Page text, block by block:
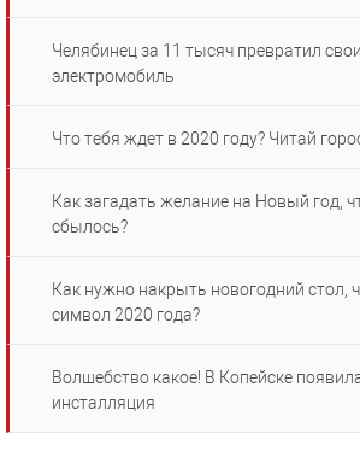
Челябинец за 11 тысяч превратил
электромобиль
Что тебя ждет в 2020 году? Читай
Как загадать желание на Новый год,
сбылось?
Как нужно накрыть новогодний стол,
символ 2020 года?
Волшебство какое! В Копейске
инсталляция